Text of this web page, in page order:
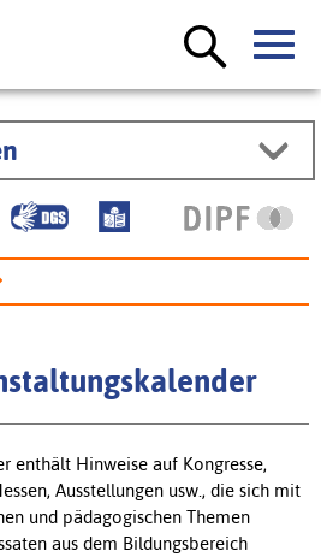
enthält Hinweise auf Kongresse,
Ausstellungen usw., die sich mit
und pädagogischen Themen
aus dem Bildungsbereich